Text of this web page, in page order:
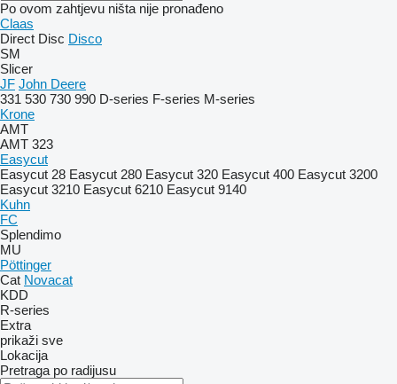
Po ovom zahtjevu ništa nije pronađeno
Claas
Direct Disc Disco
SM
Slicer
JF John Deere
331 530 730 990 D-series F-series M-series
Krone
AMT
AMT 323
Easycut
Easycut 28 Easycut 280 Easycut 320 Easycut 400 Easycut 3200
Easycut 3210 Easycut 6210 Easycut 9140
Kuhn
FC
Splendimo
MU
Pöttinger
Cat Novacat
KDD
R-series
Extra
prikaži sve
Lokacija
Pretraga po radijusu